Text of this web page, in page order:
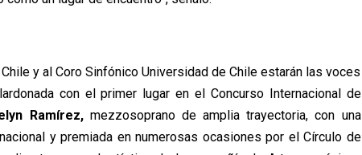
y al Coro Sinfónico Universidad de Chile estarán las voces
con el primer lugar en el Concurso Internacional de
Ramírez,mezzosoprano de amplia trayectoria, con una
y premiada en numerosas ocasiones por el Círculo de